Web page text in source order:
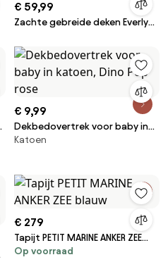
€ 59,99
Zachte gebreide deken Everly
€ 9,99
Dekbedovertrek voor baby in
katoen, Dino Pop rose
Katoen
€ 279
Tapijt PETIT MARINE ANKER ZEE
blauw
Op voorraad